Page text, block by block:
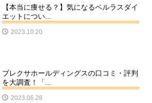
【本当に痩せる？】気になるベルラスダイ
エットについ...
2023.10.20
ブレクサホールディングスの口コミ・評判
を大調査！「...
2023.06.28